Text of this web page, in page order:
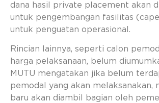
dana hasil private placement akan
untuk pengembangan fasilitas
untuk penguatan operasional.
Rincian lainnya, seperti calon
harga pelaksanaan, belum
MUTU mengatakan jika belum
pemodal yang akan melaksanakan,
baru akan diambil bagian oleh